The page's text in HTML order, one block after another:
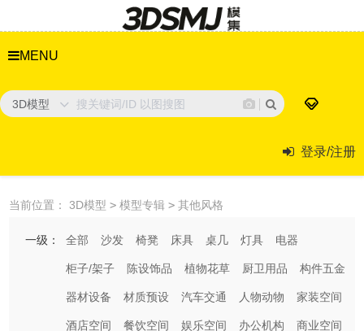
MENU
3D模型
登录/注册
当前位置： 3D模型 > 模型专辑 > 其他风格
一级： 全部 沙发 椅凳 床具 桌几 灯具 电器
柜子/架子 陈设饰品 植物花草 厨卫用品 构件五金
器材设备 材质预设 汽车交通 人物动物 家装空间
酒店空间 餐饮空间 娱乐空间 办公机构 商业空间